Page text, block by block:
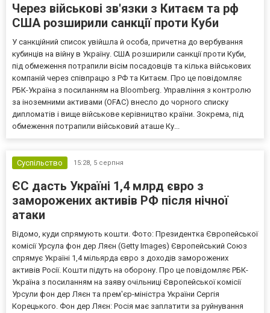
Через військові зв'язки з Китаєм та рф
США розширили санкції проти Куби
У санкційний список увійшла й особа, причетна до вербування
кубинців на війну в Україну. США розширили санкції проти Куби,
під обмеження потрапили вісім посадовців та кілька військових
компаній через співпрацю з РФ та Китаєм. Про це повідомляє
РБК-Україна з посиланням на Bloomberg. Управління з контролю
за іноземними активами (OFAC) внесло до чорного списку
дипломатів і вище військове керівництво країни. Зокрема, під
обмеження потрапили військовий аташе Ку...
Суспільство 15:28, 5 серпня
ЄС дасть Україні 1,4 млрд євро з
заморожених активів РФ після нічної
атаки
Відомо, куди спрямують кошти. Фото: Президентка Європейської
комісії Урсула фон дер Ляєн (Getty Images) Європейський Союз
спрямує Україні 1,4 мільярда євро з доходів заморожених
активів Росії. Кошти підуть на оборону. Про це повідомляє РБК-
Україна з посиланням на заяву очільниці Європейської комісії
Урсули фон дер Ляєн та прем'єр-міністра України Сергія
Корецького. Фон дер Ляєн: Росія має заплатити за руйнування